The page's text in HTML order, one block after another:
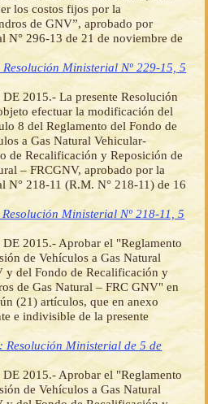
los costos fijos por la
de GNV”, aprobado por
N° 296-13 de 21 de noviembre de
Ministerial Nº 229-15, 5
2015.- La presente Resolución
efectuar la modificación del
8 del Reglamento del Fondo de
a Gas Natural Vehicular-
de Recalificación y Reposición de
– FRCGNV, aprobado por la
N° 218-11 (R.M. N° 218-11) de 16
Ministerial Nº 218-11, 5
2015.- Aprobar el "Reglamento
de Vehículos a Gas Natural
y del Fondo de Recalificación y
de Gas Natural – FRC GNV" en
(21) artículos, que en anexo
e indivisible de la presente
Resolución Ministerial de 5 de
2015.- Aprobar el "Reglamento
de Vehículos a Gas Natural